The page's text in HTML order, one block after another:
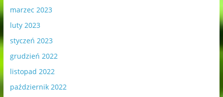
marzec 2023
luty 2023
styczeń 2023
grudzień 2022
listopad 2022
październik 2022